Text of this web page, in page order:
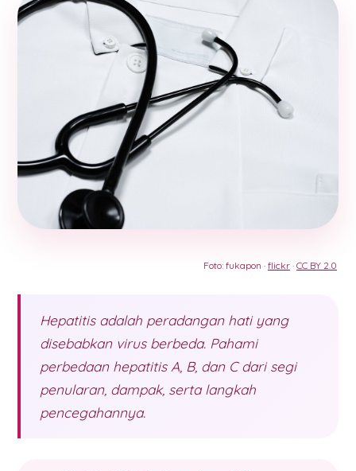
Foto: fukapon · flickr · CC BY 2.0
Hepatitis adalah peradangan hati yang
disebabkan virus berbeda. Pahami
perbedaan hepatitis A, B, dan C dari segi
penularan, dampak, serta langkah
pencegahannya.